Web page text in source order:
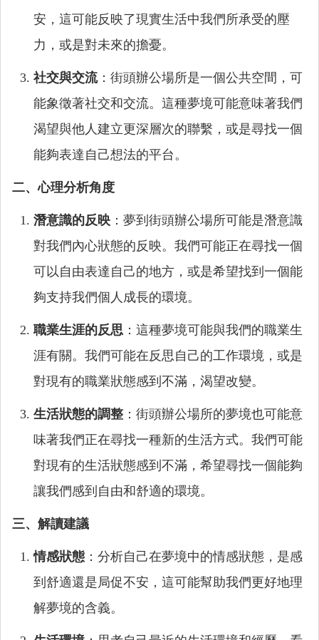
安，這可能反映了現實生活中我們所承受的壓
力，或是對未來的擔憂。
社交與交流：街頭辦公場所是一個公共空間，可
能象徵著社交和交流。這種夢境可能意味著我們
渴望與他人建立更深層次的聯繫，或是尋找一個
能夠表達自己想法的平台。
二、心理分析角度
潛意識的反映 ：夢到街頭辦公場所可能是潛意識
對我們內心狀態的反映。我們可能正在尋找一個
可以自由表達自己的地方，或是希望找到一個能
夠支持我們個人成長的環境。
職業生涯的反思 ：這種夢境可能與我們的職業生
涯有關。我們可能在反思自己的工作環境，或是
對現有的職業狀態感到不滿，渴望改變。
生活狀態的調整 ：街頭辦公場所的夢境也可能意
味著我們正在尋找一種新的生活方式。我們可能
對現有的生活狀態感到不滿，希望尋找一個能夠
讓我們感到自由和舒適的環境。
三、解讀建議
情感狀態 ：分析自己在夢境中的情感狀態，是感
到舒適還是局促不安，這可能幫助我們更好地理
解夢境的含義。